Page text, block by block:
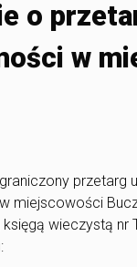
o
w
przetarg
miejscowości
wieczystą